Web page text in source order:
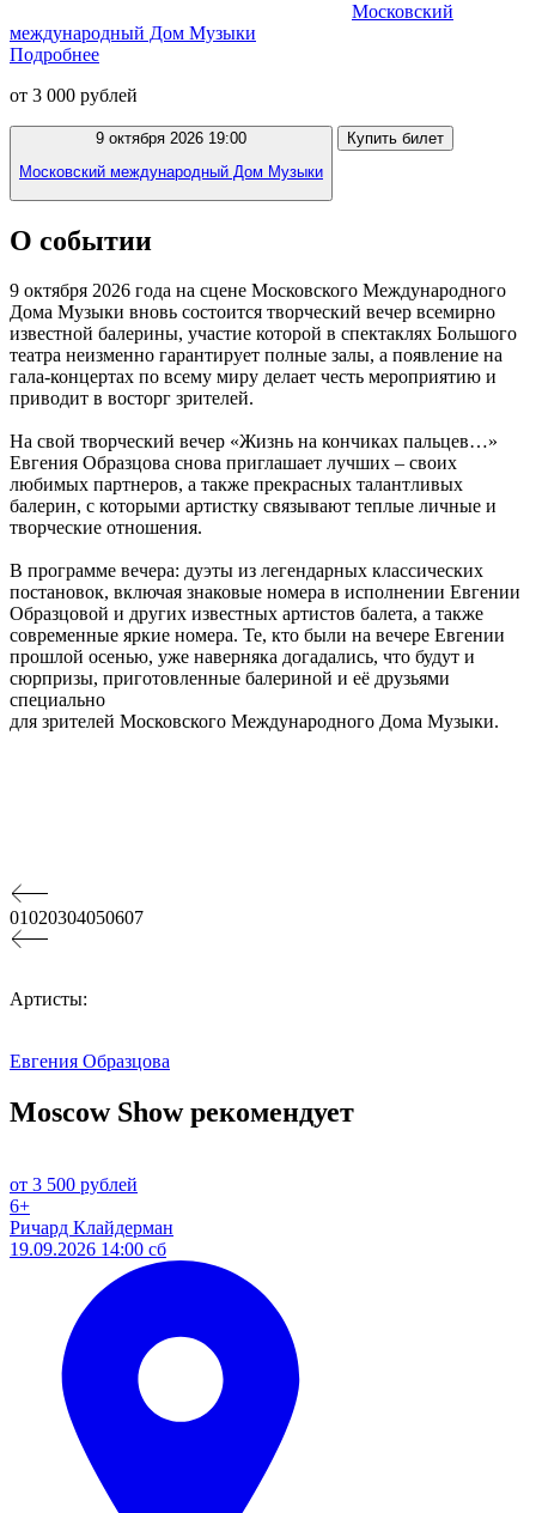
Московский
международный Дом Музыки
Подробнее
от 3 000 рублей
9 октября 2026 19:00
Московский международный Дом Музыки
Купить билет
О событии
9 октября 2026 года на сцене Московского Международного
Дома Музыки вновь состоится творческий вечер всемирно
известной балерины, участие которой в спектаклях Большого
театра неизменно гарантирует полные залы, а появление на
гала-концертах по всему миру делает честь мероприятию и
приводит в восторг зрителей.
На свой творческий вечер «Жизнь на кончиках пальцев…»
Евгения Образцова снова приглашает лучших – своих
любимых партнеров, а также прекрасных талантливых
балерин, с которыми артистку связывают теплые личные и
творческие отношения.
В программе вечера: дуэты из легендарных классических
постановок, включая знаковые номера в исполнении Евгении
Образцовой и других известных артистов балета, а также
современные яркие номера. Те, кто были на вечере Евгении
прошлой осенью, уже наверняка догадались, что будут и
сюрпризы, приготовленные балериной и её друзьями
специально
для зрителей Московского Международного Дома Музыки.
01020304050607
Артисты:
Евгения Образцова
Moscow Show рекомендует
от 3 500 рублей
6+
Ричард Клайдерман
19.09.2026 14:00 сб